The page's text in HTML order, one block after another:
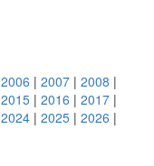
2006 | 2007 | 2008 |
2015 | 2016 | 2017 |
2024 | 2025 | 2026 |